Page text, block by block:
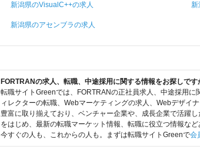
新潟県のVisualC++の求人 新
新潟県のアセンブラの求人
FORTRANの求人、転職、中途採用に関する情報をお探しです
転職サイトGreenでは、FORTRANの正社員求人、中途採用
ィレクターの転職、Webマーケティングの求人、Webデザイ
豊富に取り揃えており、ベンチャー企業や、成長企業で活躍
をはじめ、最新の転職マーケット情報、転職に役立つ情報な
今すぐの人も、これからの人も。まずは転職サイトGreenで会